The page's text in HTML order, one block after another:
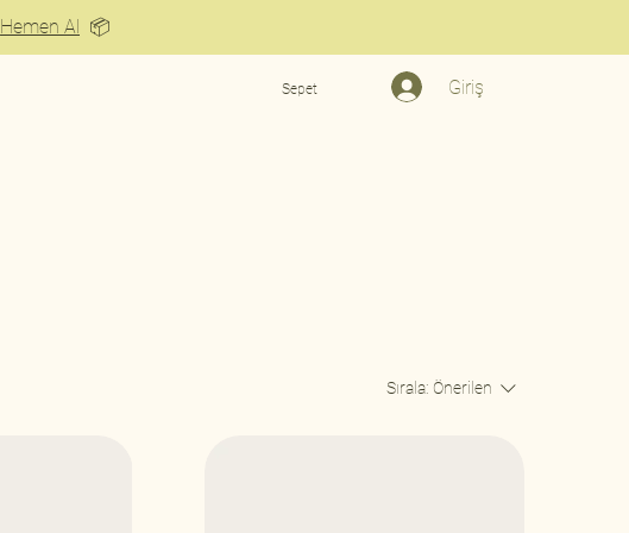
Hemen Al 📦
Sepet Giriş
Sırala: Önerilen